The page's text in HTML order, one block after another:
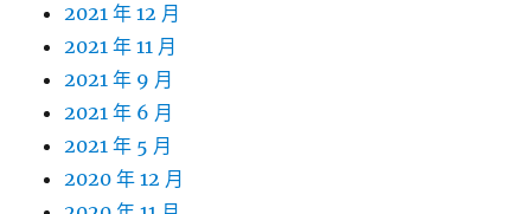
2021 年 12 月
2021 年 11 月
2021 年 9 月
2021 年 6 月
2021 年 5 月
2020 年 12 月